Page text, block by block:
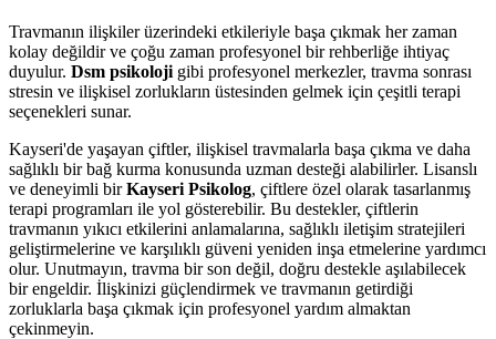
Travmanın ilişkiler üzerindeki etkileriyle başa çıkmak her zaman
kolay değildir ve çoğu zaman profesyonel bir rehberliğe ihtiyaç
duyulur. Dsm psikoloji gibi profesyonel merkezler, travma sonrası
stresin ve ilişkisel zorlukların üstesinden gelmek için çeşitli terapi
seçenekleri sunar.
Kayseri'de yaşayan çiftler, ilişkisel travmalarla başa çıkma ve daha
sağlıklı bir bağ kurma konusunda uzman desteği alabilirler. Lisanslı
ve deneyimli birKayseri Psikolog, çiftlere özel olarak tasarlanmış
terapi programları ile yol gösterebilir. Bu destekler, çiftlerin
travmanın yıkıcı etkilerini anlamalarına, sağlıklı iletişim stratejileri
geliştirmelerine ve karşılıklı güveni yeniden inşa etmelerine yardımcı
olur. Unutmayın, travma bir son değil, doğru destekle aşılabilecek
bir engeldir. İlişkinizi güçlendirmek ve travmanın getirdiği
zorluklarla başa çıkmak için profesyonel yardım almaktan
çekinmeyin.